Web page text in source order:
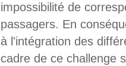
impossibilité de
passagers. En
à l'intégration des
cadre de ce challenge